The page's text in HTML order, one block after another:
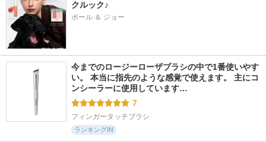
クルック♪
ポール ＆ ジョー
今までのロージーローザブラシの中で1番使いやす
い。 本当に指先のような感覚で使えます。 主にコ
ンシーラーに使用しています…
7
フィンガータッチブラシ
ランキングIN